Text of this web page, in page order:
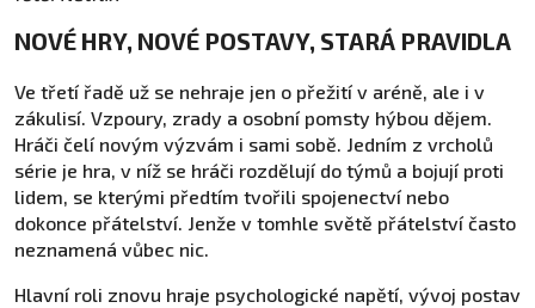
NOVÉ HRY, NOVÉ POSTAVY, STARÁ PRAVIDLA
Ve třetí řadě už se nehraje jen o přežití v aréně, ale i v
zákulisí. Vzpoury, zrady a osobní pomsty hýbou dějem.
Hráči čelí novým výzvám i sami sobě. Jedním z vrcholů
série je hra, v níž se hráči rozdělují do týmů a bojují proti
lidem, se kterými předtím tvořili spojenectví nebo
dokonce přátelství. Jenže v tomhle světě přátelství často
neznamená vůbec nic.
Hlavní roli znovu hraje psychologické napětí, vývoj postav